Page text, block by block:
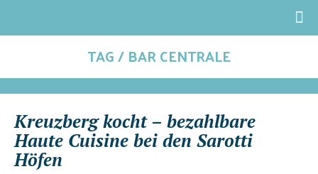
TAG / BAR CENTRALE
Kreuzberg kocht – bezahlbare
Haute Cuisine bei den Sarotti
Höfen